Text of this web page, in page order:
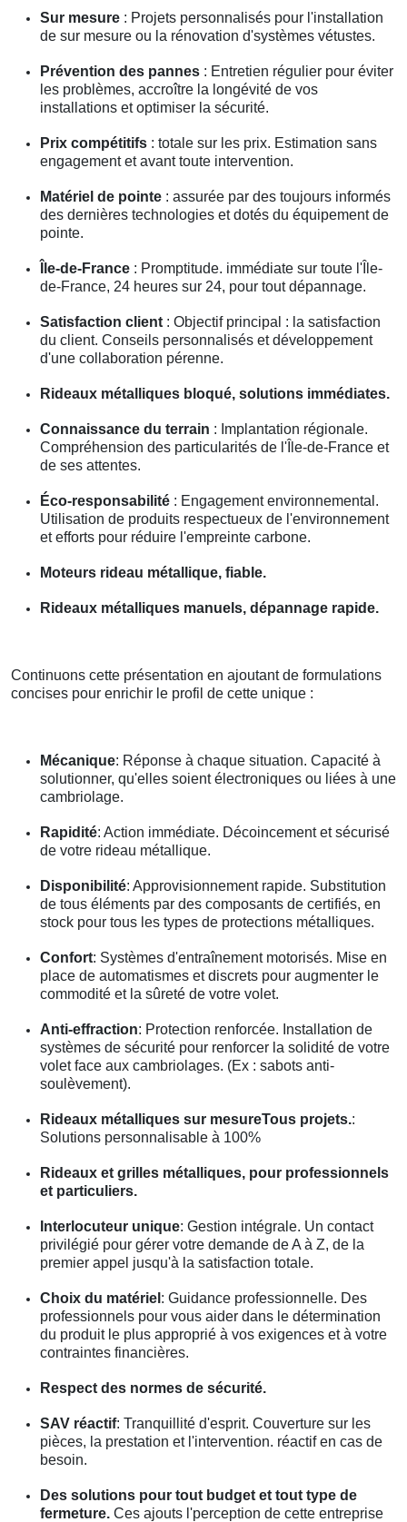
Sur mesure : Projets personnalisés pour l'installation
de sur mesure ou la rénovation d'systèmes vétustes.
Prévention des pannes : Entretien régulier pour éviter
les problèmes, accroître la longévité de vos
installations et optimiser la sécurité.
Prix compétitifs : totale sur les prix. Estimation sans
engagement et avant toute intervention.
Matériel de pointe : assurée par des toujours informés
des dernières technologies et dotés du équipement de
pointe.
Île-de-France : Promptitude. immédiate sur toute l'Île-
de-France, 24 heures sur 24, pour tout dépannage.
Satisfaction client : Objectif principal : la satisfaction
du client. Conseils personnalisés et développement
d'une collaboration pérenne.
Rideaux métalliques bloqué, solutions immédiates.
Connaissance du terrain : Implantation régionale.
Compréhension des particularités de l'Île-de-France et
de ses attentes.
Éco-responsabilité : Engagement environnemental.
Utilisation de produits respectueux de l'environnement
et efforts pour réduire l'empreinte carbone.
Moteurs rideau métallique, fiable.
Rideaux métalliques manuels, dépannage rapide.
Continuons cette présentation en ajoutant de formulations
concises pour enrichir le profil de cette unique :
Mécanique: Réponse à chaque situation. Capacité à
solutionner, qu'elles soient électroniques ou liées à une
cambriolage.
Rapidité: Action immédiate. Décoincement et sécurisé
de votre rideau métallique.
Disponibilité: Approvisionnement rapide. Substitution
de tous éléments par des composants de certifiés, en
stock pour tous les types de protections métalliques.
Confort: Systèmes d'entraînement motorisés. Mise en
place de automatismes et discrets pour augmenter le
commodité et la sûreté de votre volet.
Anti-effraction: Protection renforcée. Installation de
systèmes de sécurité pour renforcer la solidité de votre
volet face aux cambriolages. (Ex : sabots anti-
soulèvement).
Rideaux métalliques sur mesureTous projets.:
Solutions personnalisable à 100%
Rideaux et grilles métalliques, pour professionnels
et particuliers.
Interlocuteur unique: Gestion intégrale. Un contact
privilégié pour gérer votre demande de A à Z, de la
premier appel jusqu'à la satisfaction totale.
Choix du matériel : Guidance professionnelle. Des
professionnels pour vous aider dans le détermination
du produit le plus approprié à vos exigences et à votre
contraintes financières.
Respect des normes de sécurité.
SAV réactif: Tranquillité d'esprit. Couverture sur les
pièces, la prestation et l'intervention. réactif en cas de
besoin.
Des solutions pour tout budget et tout type de
fermeture. Ces ajouts l'perception de cette entreprise